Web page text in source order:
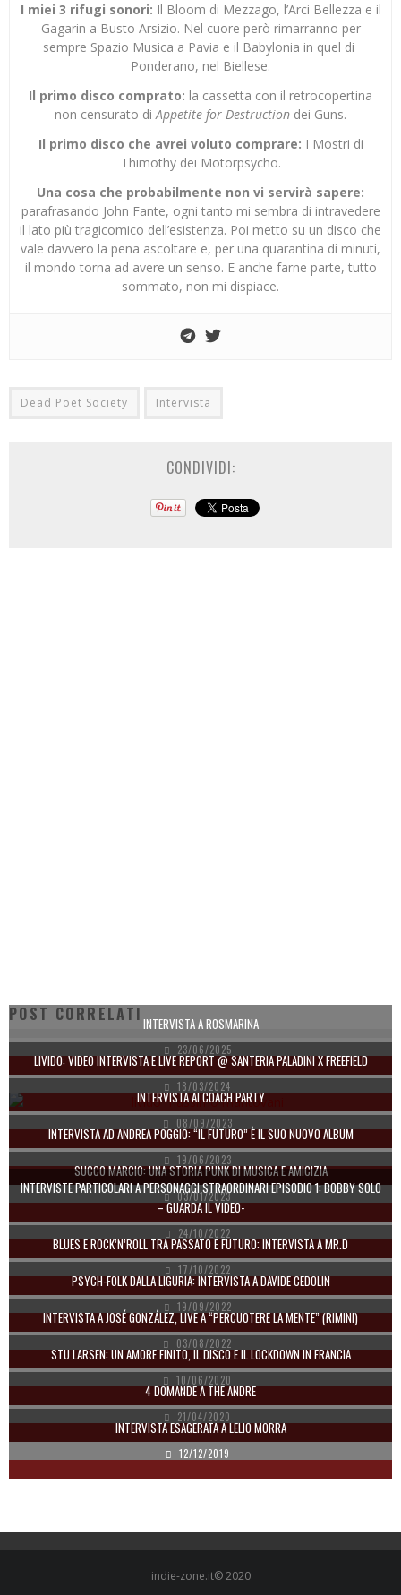
I miei 3 rifugi sonori: Il Bloom di Mezzago, l’Arci Bellezza e il
Gagarin a Busto Arsizio. Nel cuore però rimarranno per
sempre Spazio Musica a Pavia e il Babylonia in quel di
Ponderano, nel Biellese.
Il primo disco comprato: la cassetta con il retrocopertina
non censurato diAppetite for Destruction dei Guns.
Il primo disco che avrei voluto comprare: I Mostri di
Thimothy dei Motorpsycho.
Una cosa che probabilmente non vi servirà sapere:
parafrasando John Fante, ogni tanto mi sembra di intravedere
il lato più tragicomico dell’esistenza. Poi metto su un disco che
vale davvero la pena ascoltare e, per una quarantina di minuti,
il mondo torna ad avere un senso. E anche farne parte, tutto
sommato, non mi dispiace.
Dead Poet Society Intervista
CONDIVIDI:
POST CORRELATI INTERVISTA A ROSMARINA
23/06/2025
LIVIDO: VIDEO INTERVISTA E LIVE REPORT @ SANTERIA PALADINI X FREEFIELD
18/03/2024
INTERVISTA AI COACH PARTY
08/09/2023
INTERVISTA AD ANDREA POGGIO: “IL FUTURO” È IL SUO NUOVO ALBUM
19/06/2023
SUCCO MARCIO: UNA STORIA PUNK DI MUSICA E AMICIZIA
03/01/2023
INTERVISTE PARTICOLARI A PERSONAGGI STRAORDINARI EPISODIO 1: BOBBY SOLO
– GUARDA IL VIDEO-
24/10/2022
BLUES E ROCK’N’ROLL TRA PASSATO E FUTURO: INTERVISTA A MR.D
17/10/2022
PSYCH-FOLK DALLA LIGURIA: INTERVISTA A DAVIDE CEDOLIN
19/09/2022
INTERVISTA A JOSÉ GONZÁLEZ, LIVE A “PERCUOTERE LA MENTE” (RIMINI)
03/08/2022
STU LARSEN: UN AMORE FINITO, IL DISCO E IL LOCKDOWN IN FRANCIA
10/06/2020
4 DOMANDE A THE ANDRE
21/04/2020
INTERVISTA ESAGERATA A LELIO MORRA
12/12/2019
indie-zone.it© 2020